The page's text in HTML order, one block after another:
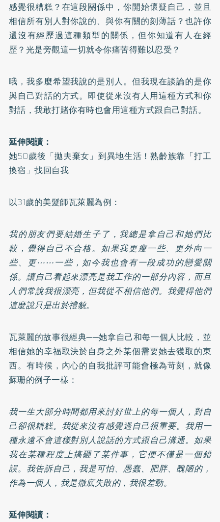
感覺很糟糕？在這段關係中，你開始懷疑自己，並且
相信所有別人對你說的、與你有關的刻薄話？也許你
還沒有經歷過這種類型的關係，但你知道有人在經
歷？光是旁觀這一切就令你痛苦得難以忍受？
哦，我多麼希望我說的是別人。但我現在談論的是你
與自己對話的方式。即使從來沒有人用這種方式和你
對話，我敢打賭你有時也會用這種方式跟自己對話。
延伸閱讀：
她50歲後「拋夫棄女」到異地生活！熟齡族靠「打工
換宿」找回自我
以31歲的美髮師瓦萊麗為例：
我的朋友們要結婚生子了，我總是拿自己和她們比
較，覺得自己不合格。如果我更瘦一些、更外向一
些、更⋯⋯一些，如今我也會有一段成功的戀愛關
係。讓自己看起來漂亮是我工作的一部分內容，而且
人們常說我很漂亮，但我從不相信他們。我覺得他們
這麼說只是出於禮貌。
瓦萊麗的故事很經典──她拿自己和每一個人比較，並
相信她的幸福取決於自身之外某個需要她去獲取的東
西。有時候，內心的自我批評可能會極為苛刻，就像
蘇珊的例子一樣：
我一生大部分時間都用來討好世上的每一個人，對自
己卻很糟糕。我從來沒有感覺過自己很重要。我用一
種永遠不會這樣對別人說話的方式跟自己溝通。如果
我在某種程度上搞砸了某件事，它便不僅是一個錯
誤。我告訴自己，我是可怕、愚蠢、肥胖、醜陋的，
作為一個人，我是徹底失敗的，我很差勁。
延伸閱讀：